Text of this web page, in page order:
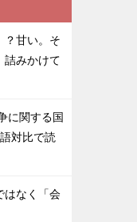
？甘い。そ
詰みかけて
に関する国
対比で読
はなく「会